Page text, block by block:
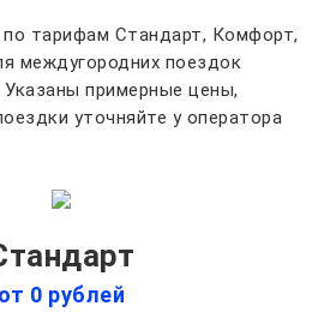
тарифам Стандарт, Комфорт,
междугородних поездок
примерные цены,
уточняйте у оператора
от 0 рублей